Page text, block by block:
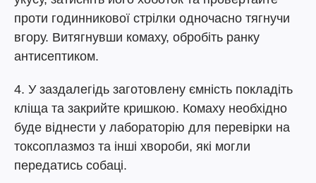
проти годинникової стрілки одночасно тягнучи
вгору. Витягнувши комаху, обробіть ранку
антисептиком.
4. У заздалегідь заготовлену ємність покладіть
кліща та закрийте кришкою. Комаху необхідно
буде віднести у лабораторію для перевірки на
токсоплазмоз та інші хвороби, які могли
передатись собаці.